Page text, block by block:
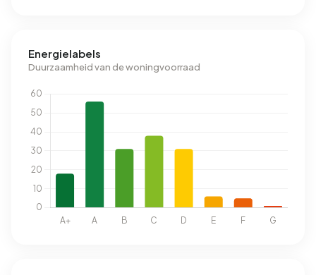
Energielabels
Duurzaamheid van de woningvoorraad